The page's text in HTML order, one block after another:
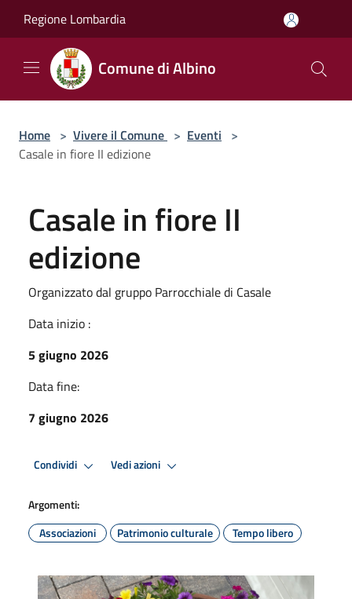
Regione Lombardia
Comune di Albino
Home > Vivere il Comune > Eventi >
Casale in fiore II edizione
Casale in fiore II
edizione
Organizzato dal gruppo Parrocchiale di Casale
Data inizio :
5 giugno 2026
Data fine:
7 giugno 2026
Condividi Vedi azioni
Argomenti:
Associazioni
Patrimonio culturale Tempo libero